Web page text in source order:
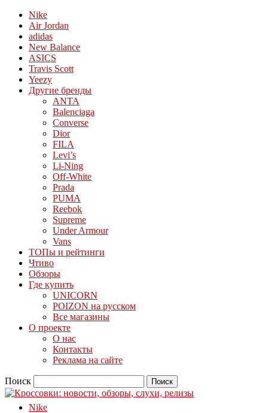
Nike
Air Jordan
adidas
New Balance
ASICS
Travis Scott
Yeezy
Другие бренды
ANTA
Balenciaga
Converse
Dior
FILA
Levi’s
Li-Ning
Off-White
Prada
PUMA
Reebok
Supreme
Under Armour
Vans
ТОПы и рейтинги
Чтиво
Обзоры
Где купить
UNICORN
POIZON на русском
Все магазины
О проекте
О нас
Контакты
Реклама на сайте
Поиск
Nike